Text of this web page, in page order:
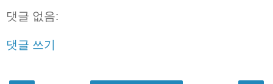
댓글 없음:
댓글 쓰기